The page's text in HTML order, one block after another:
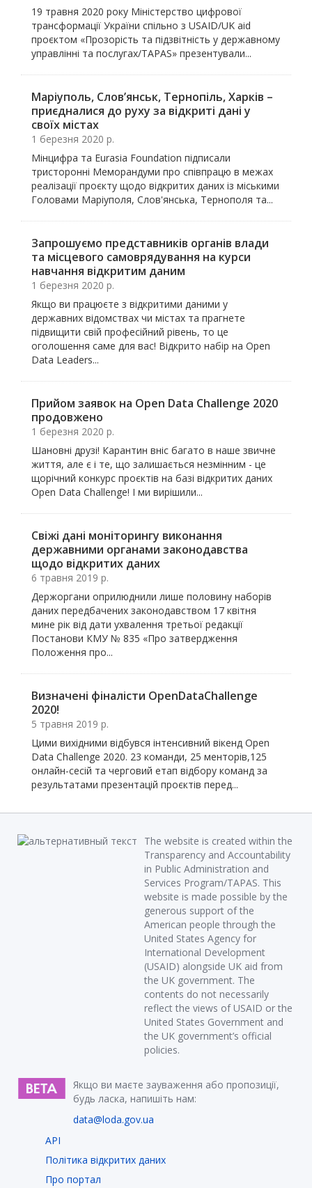
19 травня 2020 року Міністерство цифрової
трансформації України спільно з USAID/UK aid
проєктом «Прозорість та підзвітність у державному
управлінні та послугах/TAPAS» презентували...
Маріуполь, Слов’янськ, Тернопіль, Харків –
приєдналися до руху за відкриті дані у
своїх містах
1 березня 2020 р.
Мінцифра та Eurasia Foundation підписали
тристоронні Меморандуми про співпрацю в межах
реалізації проєкту щодо відкритих даних із міськими
Головами Маріуполя, Слов'янська, Тернополя та...
Запрошуємо представників органів влади
та місцевого самоврядування на курси
навчання відкритим даним
1 березня 2020 р.
Якщо ви працюєте з відкритими даними у
державних відомствах чи містах та прагнете
підвищити свій професійний рівень, то це
оголошення саме для вас! Відкрито набір на Open
Data Leaders...
Прийом заявок на Open Data Challenge 2020
продовжено
1 березня 2020 р.
Шановні друзі! Карантин вніс багато в наше звичне
життя, але є і те, що залишається незмінним - це
щорічний конкурс проєктів на базі відкритих даних
Open Data Challenge! І ми вирішили...
Свіжі дані моніторингу виконання
державними органами законодавства
щодо відкритих даних
6 травня 2019 р.
Держоргани оприлюднили лише половину наборів
даних передбачених законодавством 17 квітня
мине рік від дати ухвалення третьої редакції
Постанови КМУ № 835 «Про затвердження
Положення про...
Визначені фіналісти OpenDataChallenge
2020!
5 травня 2019 р.
Цими вихідними відбувся інтенсивний вікенд Open
Data Challenge 2020. 23 команди, 25 менторів,125
онлайн-сесій та черговий етап відбору команд за
результатами презентацій проєктів перед...
The website is created within the
Transparency and Accountability
in Public Administration and
Services Program/TAPAS. This
website is made possible by the
generous support of the
American people through the
United States Agency for
International Development
(USAID) alongside UK aid from
the UK government. The
contents do not necessarily
reflect the views of USAID or the
United States Government and
the UK government’s official
policies.
Якщо ви маєте зауваження або пропозиції,
будь ласка, напишіть нам:
data@loda.gov.ua
API
Політика відкритих даних
Про портал